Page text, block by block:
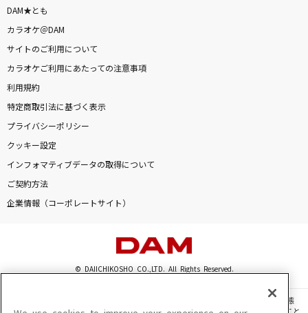
DAM★とも
カラオケ＠DAM
サイトのご利用について
カラオケご利用にあたっての注意事項
利用規約
特定商取引法に基づく表示
プライバシーポリシー
クッキー設定
インフォマティブデータの取得について
ご契約方法
企業情報（コーポレートサイト）
© DAIICHIKOSHO CO.,LTD. All Rights Reserved.
このサイトに掲載されている一切の文章・画像・写真・動画・音声等を、手段や形態